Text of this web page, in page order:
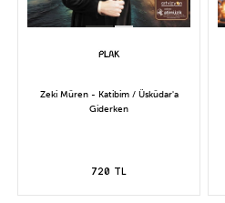
Zeki Müren - Katibim / Üsküdar'a
Giderken
720 TL